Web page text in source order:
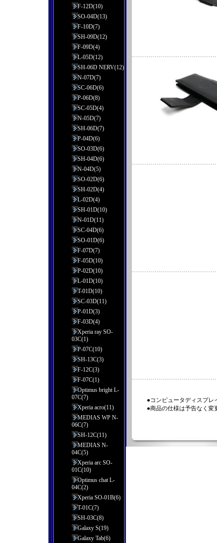
●コンピュータディスプレ
●商品の仕様は予告なく変
F-12D(10)
SO-04D(13)
F-10D(7)
SH-09D(12)
F-09D(4)
L-05D(12)
SH-06D NERV(12)
N-07D(7)
SC-06D(6)
P-06D(8)
SC-05D(4)
N-05D(7)
SH-06D(7)
P-04D(6)
SO-03D(6)
SH-04D(6)
N-04D(5)
SO-02D(6)
SH-02D(4)
L-02D(4)
SH-01D(10)
N-01D(11)
SC-04D(6)
SO-01D(6)
F-07D(7)
F-05D(10)
P-02D(10)
L-01D(10)
T-01D(10)
SC-03D(11)
P-01D(3)
F-03D(4)
Xperia ray SO-
03C(1)
P-07C(10)
SH-13C(3)
F-12C(3)
F-07C(1)
Optimus bright L-
07C(7)
Xperia acro(11)
MEDIAS WP N-
06C(7)
SH-12C(11)
MEDIAS N-
04C(5)
Xperia arc SO-
01C(10)
Optimus chat L-
04C(2)
Xperia SO-01B(6)
T-01C(7)
SH-03C(8)
Galaxy S(19)
Galaxy Tab(6)